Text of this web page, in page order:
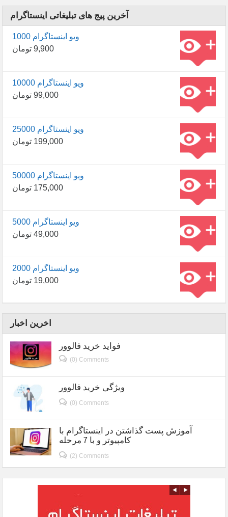
آخرین پیج های تبلیغاتی اینستاگرام
1000 ویو اینستاگرام
9,900 تومان
10000 ویو اینستاگرام
99,000 تومان
25000 ویو اینستاگرام
199,000 تومان
50000 ویو اینستاگرام
175,000 تومان
5000 ویو اینستاگرام
49,000 تومان
2000 ویو اینستاگرام
19,000 تومان
اخرین اخبار
فواید خرید فالوور
(0) Comments
ویژگی خرید فالوور
(0) Comments
آموزش پست گذاشتن در اینستاگرام با
کامپیوتر و با 7 مرحله
(2) Comments